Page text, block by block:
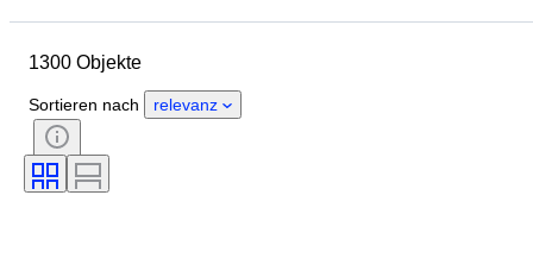
Periode
Maßstab
Stromversorgung
Eisenbahngesellschaft
Original/Nachbau
1300 Objekte
Sortieren nach relevanz